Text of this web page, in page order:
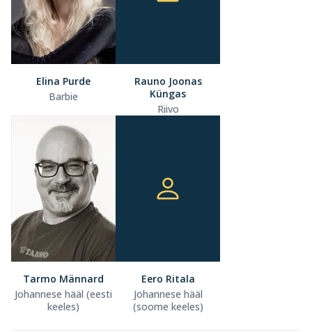
Elina Purde
Barbie
Rauno Joonas
Küngas
Riivo
Tarmo Männard
Johannese hääl (eesti
keeles)
Eero Ritala
Johannese hääl
(soome keeles)